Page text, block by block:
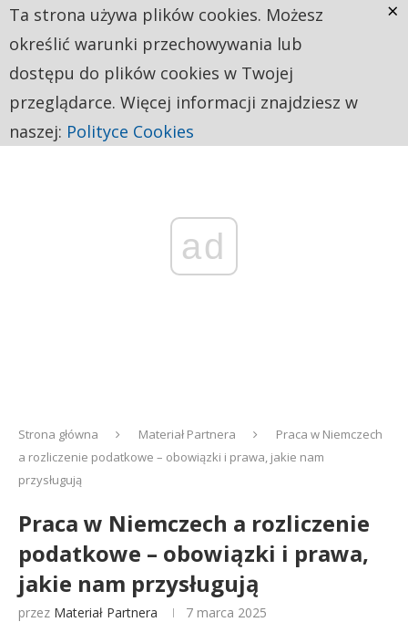
ad
Strona główna Materiał Partnera
Praca w Niemczech
a rozliczenie podatkowe – obowiązki i prawa, jakie nam
przysługują
Praca w Niemczech a rozliczenie
podatkowe – obowiązki i prawa,
jakie nam przysługują
przez Materiał Partnera 7 marca 2025
Ta strona używa plików cookies. Możesz
określić warunki przechowywania lub
dostępu do plików cookies w Twojej
przeglądarce. Więcej informacji znajdziesz w
naszej: Polityce Cookies
×